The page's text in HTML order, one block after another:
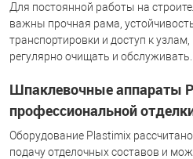
Для постоянной работы на
важны прочная рама,
транспортировки и доступ к узлам,
регулярно очищать и обслуживать.
Шпаклевочные аппараты
профессиональной
Оборудование Plastimix
подачу отделочных составов и